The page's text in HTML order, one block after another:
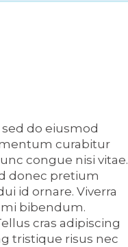
do eiusmod
curabitur
congue nisi vitae.
donec pretium
id ornare. Viverra
bibendum.
cras adipiscing
tristique risus nec